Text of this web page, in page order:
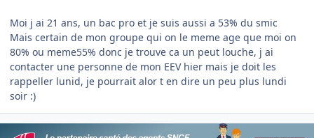
Moi j ai 21 ans, un bac pro et je suis aussi a 53% du smic
Mais certain de mon groupe qui on le meme age que moi on
80% ou meme55% donc je trouve ca un peut louche, j ai
contacter une personne de mon EEV hier mais je doit les
rappeller lunid, je pourrait alor t en dire un peu plus lundi
soir :)